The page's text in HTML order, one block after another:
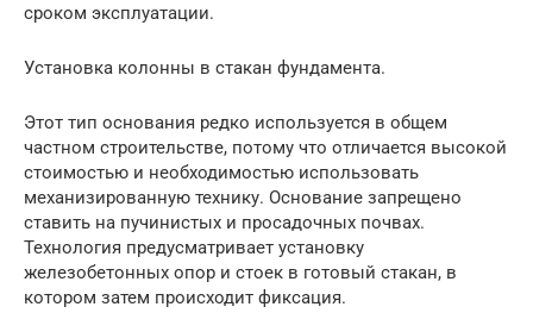
сроком эксплуатации.
Установка колонны в стакан фундамента.
Этот тип основания редко используется в общем
частном строительстве, потому что отличается высокой
стоимостью и необходимостью использовать
механизированную технику. Основание запрещено
ставить на пучинистых и просадочных почвах.
Технология предусматривает установку
железобетонных опор и стоек в готовый стакан, в
котором затем происходит фиксация.